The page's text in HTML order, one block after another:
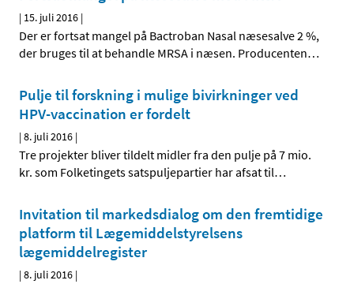
| 15. juli 2016 |
Der er fortsat mangel på Bactroban Nasal næsesalve 2 %,
der bruges til at behandle MRSA i næsen. Producenten…
Pulje til forskning i mulige bivirkninger ved
HPV-vaccination er fordelt
|8. juli 2016 |
Tre projekter bliver tildelt midler fra den pulje på 7 mio.
kr. som Folketingets satspuljepartier har afsat til…
Invitation til markedsdialog om den fremtidige
platform til Lægemiddelstyrelsens
lægemiddelregister
|8. juli 2016 |